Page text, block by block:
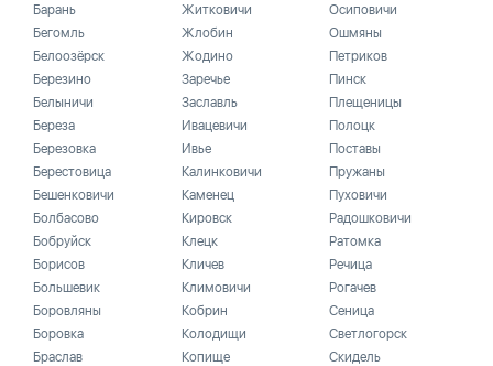
Барань
Бегомль
Белоозёрск
Березино
Белыничи
Береза
Березовка
Берестовица
Бешенковичи
Болбасово
Бобруйск
Борисов
Большевик
Боровляны
Боровка
Браслав
Житковичи
Жлобин
Жодино
Заречье
Заславль
Ивацевичи
Ивье
Калинковичи
Каменец
Кировск
Клецк
Кличев
Климовичи
Кобрин
Колодищи
Копище
Осиповичи
Ошмяны
Петриков
Пинск
Плещеницы
Полоцк
Поставы
Пружаны
Пуховичи
Радошковичи
Ратомка
Речица
Рогачев
Сеница
Светлогорск
Скидель